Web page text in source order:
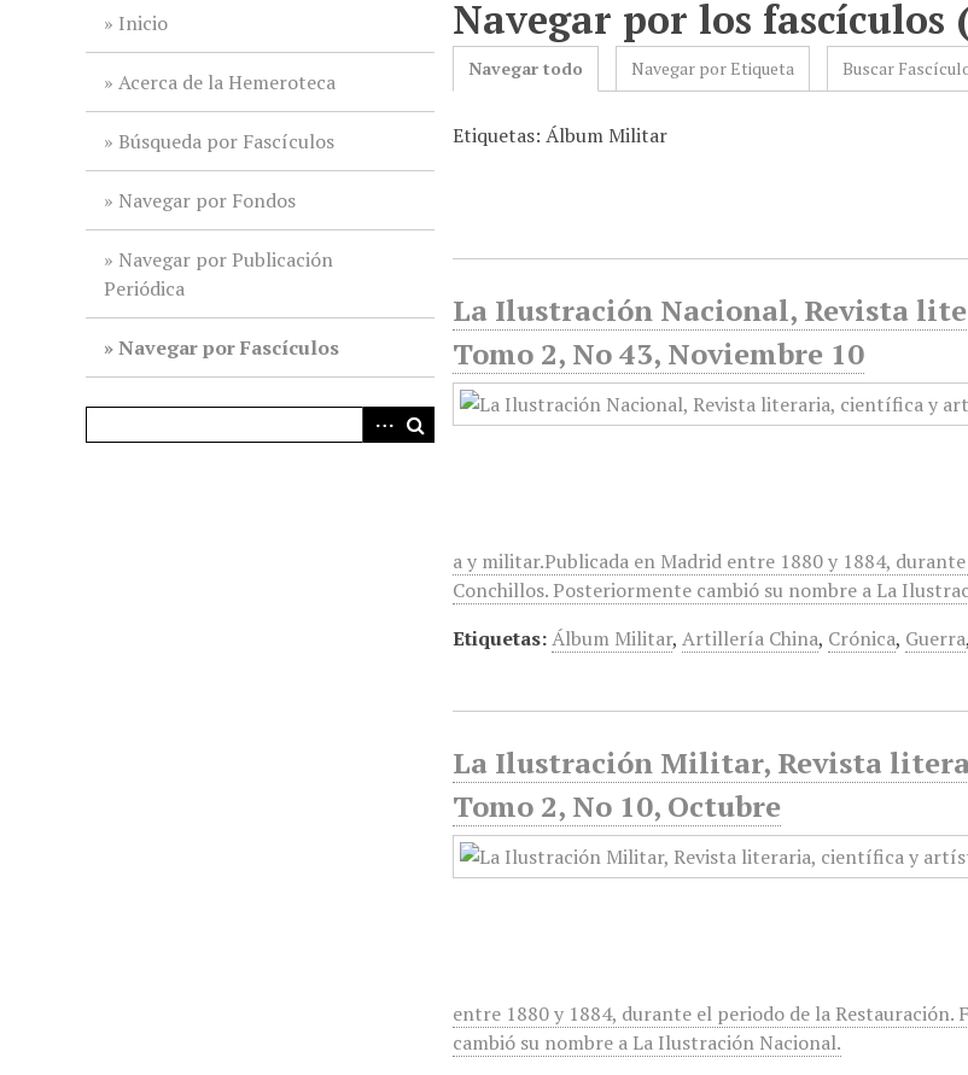
Inicio
Acerca de la Hemeroteca
Búsqueda por Fascículos
Navegar por Fondos
Navegar por Publicación
Periódica
Navegar por Fascículos
Navegar por los fascículos
Navegar todo Navegar por Etiqueta Buscar
Etiquetas: Álbum Militar
La Ilustración Nacional, Revista
Tomo 2, No 43, Noviembre 10
a y militar.Publicada en Madrid entre 1880 y 1884,
Conchillos. Posteriormente cambió su nombre a La
Etiquetas:Álbum Militar,Artillería China, Crónica, Guerra,
La Ilustración Militar, Revista
Tomo 2, No 10, Octubre
entre 1880 y 1884, durante el periodo de la
cambió su nombre a La Ilustración Nacional.